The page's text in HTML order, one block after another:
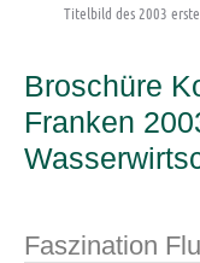
Titelbild des 2003
Broschüre
Franken
Faszination